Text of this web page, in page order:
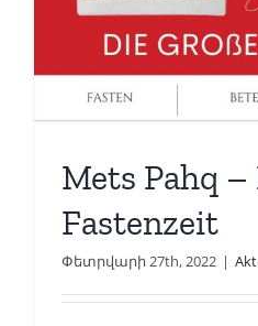
Mets Pahq
Fastenzeit
Փետրվարի 27th, 2022 |